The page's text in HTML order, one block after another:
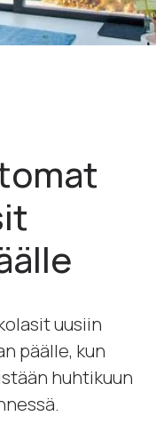
uusiin
päälle, kun
huhtikuun